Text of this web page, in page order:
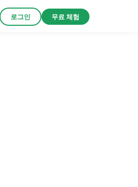
로그인 무료 체험